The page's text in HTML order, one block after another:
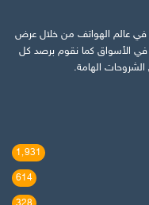
في عالم الهواتف من خلال عرض
في الأسواق كما نقوم برصد كل
الشروحات الهامة.
1٬931
614